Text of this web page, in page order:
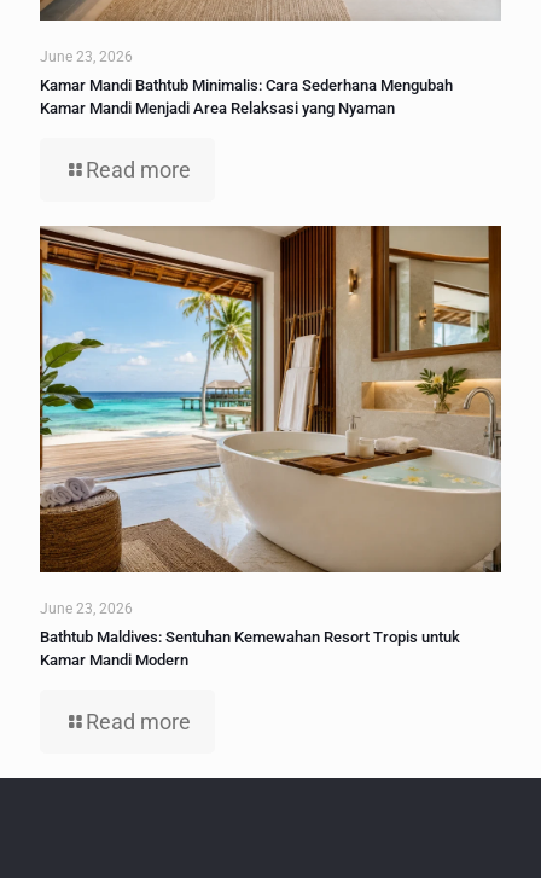
June 23, 2026
Kamar Mandi Bathtub Minimalis: Cara Sederhana Mengubah
Kamar Mandi Menjadi Area Relaksasi yang Nyaman
Read more
June 23, 2026
Bathtub Maldives: Sentuhan Kemewahan Resort Tropis untuk
Kamar Mandi Modern
Read more